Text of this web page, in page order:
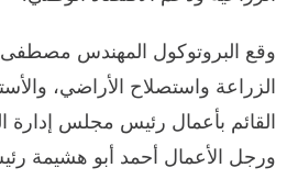
وقع البروتوكول المهندس مصطفى
الزراعة واستصلاح الأراضي،
القائم بأعمال رئيس مجلس إدارة
ورجل الأعمال أحمد أبو هشيمة